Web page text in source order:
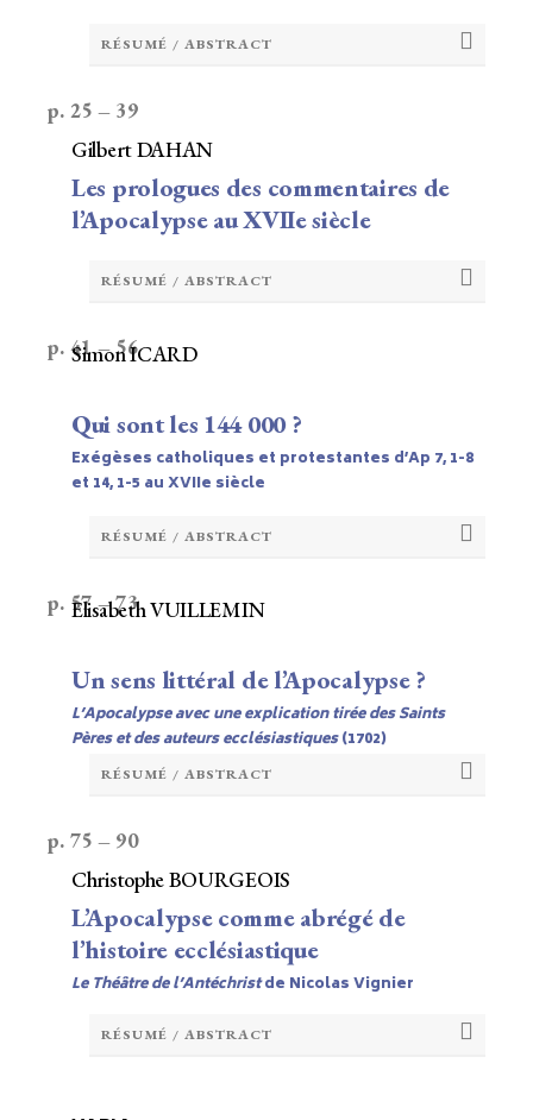
RÉSUMÉ / ABSTRACT
p. 25 – 39
Les prologues des commentaires de
l’Apocalypse au XVIIe siècle
Gilbert DAHAN
RÉSUMÉ / ABSTRACT
p. 41 – 56
Qui sont les 144 000 ?
Simon ICARD
Exégèses catholiques et protestantes d’Ap 7, 1-8
et 14, 1-5 au XVIIe siècle
RÉSUMÉ / ABSTRACT
p. 57 – 73
Un sens littéral de l’Apocalypse ?
Elisabeth VUILLEMIN
L’Apocalypse avec une explication tirée des Saints
Pères et des auteurs ecclésiastiques(1702)
RÉSUMÉ / ABSTRACT
p. 75 – 90
L’Apocalypse comme abrégé de
l’histoire ecclésiastique
Christophe BOURGEOIS
Le Théâtre de l’Antéchristde Nicolas Vignier
RÉSUMÉ / ABSTRACT